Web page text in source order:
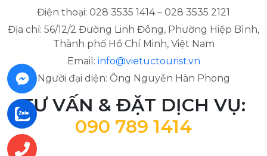
Điện thoại: 028 3535 1414 – 028 3535 2121
Địa chỉ: 56/12/2 Đường Linh Đông, Phường Hiệp Bình,
Thành phố Hồ Chí Minh, Việt Nam
Email: info@vietuctourist.vn
Người đại diện: Ông Nguyễn Hàn Phong
TƯ VẤN & ĐẶT DỊCH VỤ:
090 789 1414